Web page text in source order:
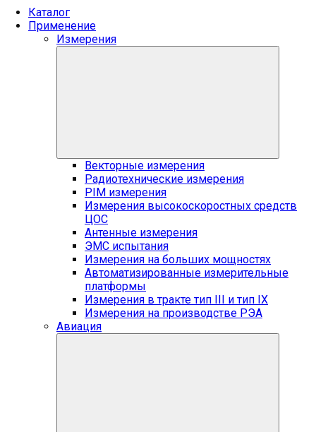
Каталог
Применение
Измерения
Векторные измерения
Радиотехнические измерения
PIM измерения
Измерения высокоскоростных средств
ЦОС
Антенные измерения
ЭМС испытания
Измерения на больших мощностях
Автоматизированные измерительные
платформы
Измерения в тракте тип III и тип IX
Измерения на производстве РЭА
Авиация